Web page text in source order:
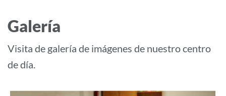
Galería
Visita de galería de imágenes de nuestro centro
de día.